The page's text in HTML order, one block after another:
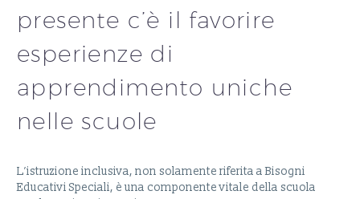
presente c’è il favorire
esperienze di
apprendimento uniche
nelle scuole
L’istruzione inclusiva, non solamente riferita a Bisogni
Educativi Speciali, è una componente vitale della scuola